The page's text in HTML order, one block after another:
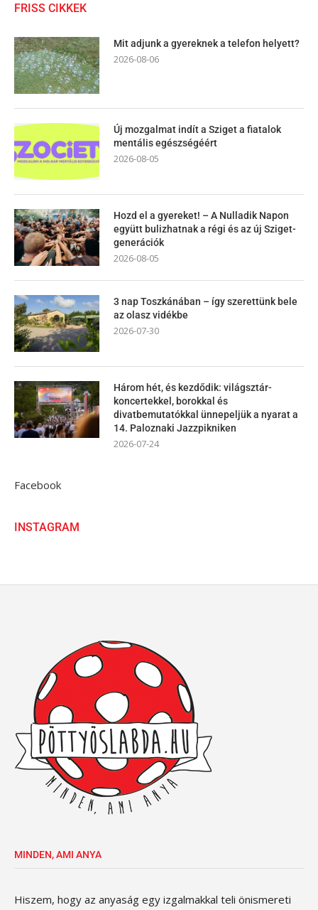
FRISS CIKKEK
Mit adjunk a gyereknek a telefon helyett?
2026-08-06
Új mozgalmat indít a Sziget a fiatalok
mentális egészségéért
2026-08-05
Hozd el a gyereket! – A Nulladik Napon
együtt bulizhatnak a régi és az új Sziget-
generációk
2026-08-05
3 nap Toszkánában – így szerettünk bele
az olasz vidékbe
2026-07-30
Három hét, és kezdődik: világsztár-
koncertekkel, borokkal és
divatbemutatókkal ünnepeljük a nyarat a
14. Paloznaki Jazzpikniken
2026-07-24
Facebook
INSTAGRAM
MINDEN, AMI ANYA
Hiszem, hogy az anyaság egy izgalmakkal teli önismereti